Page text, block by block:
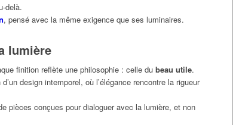
delà.
, pensé avec la même exigence que ses luminaires.
lumière
finition reflète une philosophie : celle du beau utile.
design intemporel, où l’élégance rencontre la rigueur
pièces conçues pour dialoguer avec la lumière, et non